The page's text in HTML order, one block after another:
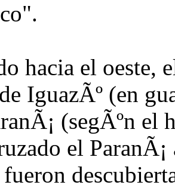
hacia el oeste,
IguazÃº (en
(segÃºn
el
fueron